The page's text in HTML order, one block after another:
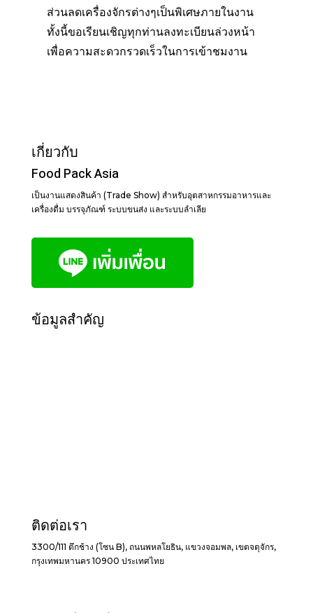
ส่วนลดเครื่องจักรต่างๆเป็นพิเศษภายในงาน
ทั้งนี้ขอเรียนเชิญทุกท่านลงทะเบียนล่วงหน้า
เพื่อความสะดวกรวดเร็วในการเข้าชมงาน
เกี่ยวกับ
Food Pack Asia
เป็นงานแสดงสินค้า (Trade Show) สำหรับอุตสาหกรรมอาหารและ
เครื่องดื่ม บรรจุภัณฑ์ ระบบขนส่ง และระบบลำเลีย
ข้อมูลสำคัญ
ติดต่อเรา
3300/111 ตึกช้าง (โซน B), ถนนพหลโยธิน, แขวงจอมพล, เขตจตุจักร,
กรุงเทพมหานคร 10900 ประเทศไทย